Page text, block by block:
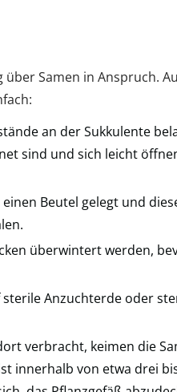
Samen in Anspruch.
an der Sukkulente
sind und sich leicht
Beutel gelegt und
überwintert werden,
Anzuchterde oder
verbracht, keimen die
innerhalb von etwa drei